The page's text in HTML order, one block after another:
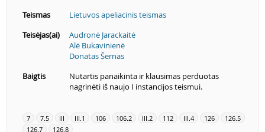
Teismas
Lietuvos apeliacinis teismas
Teisėjas(ai)
Audronė Jarackaitė
Alė Bukavinienė
Donatas Šernas
Baigtis
Nutartis panaikinta ir klausimas perduotas
nagrinėti iš naujo I instancijos teismui.
7 7.5 III III.1 106 106.2 III.2 112 III.4 126
126.5
126.7
126.8